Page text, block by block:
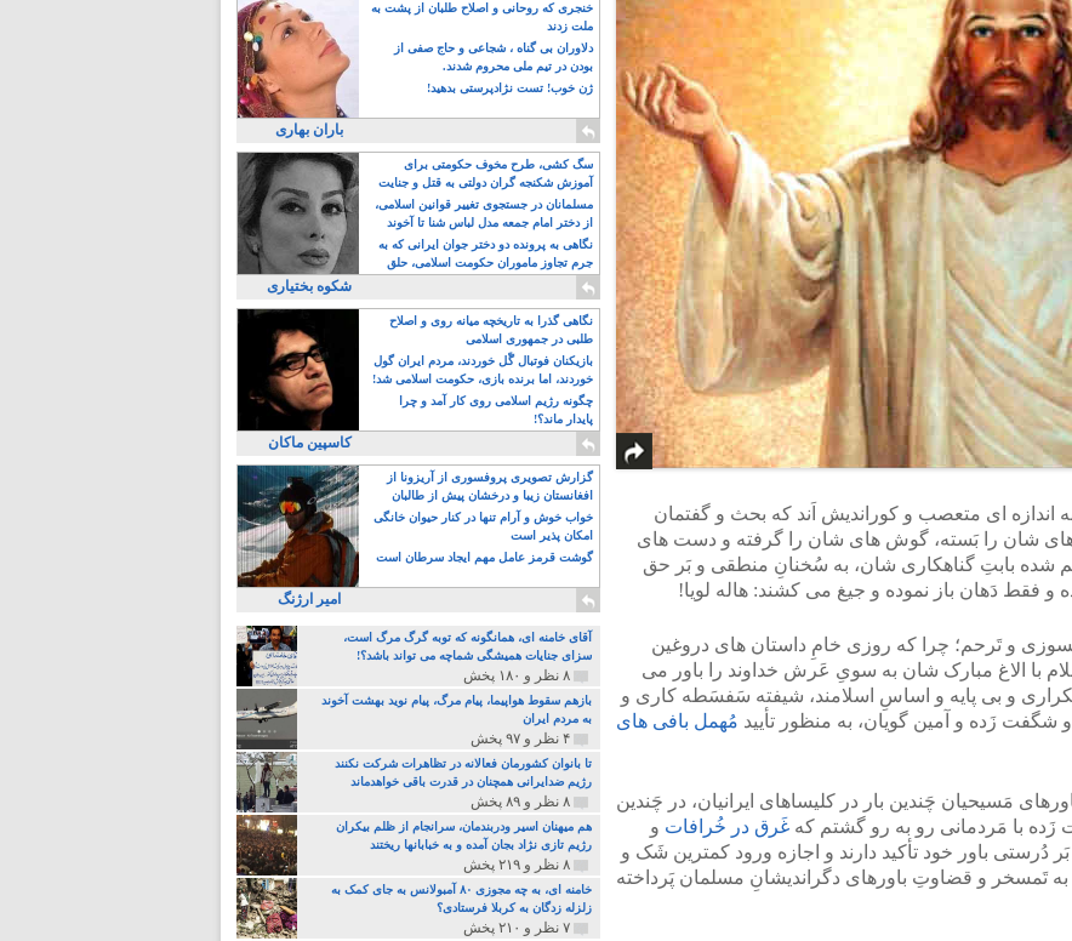
اندازه ای متعصب و کوراندیش اَند که بحث و گفتمان
های شان را بَسته، گوش های شان را گرفته و دست های
شده بابتِ گناهکاری شان، به سُخنانِ منطقی و بَر حق
فقط دَهان باز نموده و جیغ می کشند: هاله لویا!
و تَرحم؛ چرا که روزی خامِ داستان های دروغین
با الاغ مبارک شان به سویِ عَرش خداوند را باور می
و بی پایه و اساسِ اسلامند، شیفته سَفسَطه کاری و
زَده و آمین گویان، به منظور تأیید مُهمل بافی های
مَسیحیان چَندین بار در کلیساهای ایرانیان، در چَندین
با مَردمانی رو به رو گشتم که غَرق در خُرافات و
دُرستی باور خود تأکید دارند و اجازه ورود کمترین شَک و
به تَمسخر و قضاوتِ باورهای دگراندیشانِ مسلمان پَرداخته
خنجری که روحانی و اصلاح طلبان از پشت به
ملت زدند
دلاوران بی گناه ، شجاعی و حاج صفی از
بودن در تیم ملی محروم شدند.
ژن خوب! تست نژادپرستی بدهید!
باران بهاری
سگ کشی، طرح مخوف حکومتی برای
آموزش شکنجه گران دولتی به قتل و جنایت
بیشتر
مسلمانان در جستجوی تغییر قوانین اسلامی،
از دختر امام جمعه مدل لباس شنا تا آخوند
مسلمان همجنسگرا!
نگاهی به پرونده دو دختر جوان ایرانی که به
جرم تجاوز ماموران حکومت اسلامی، حلق
آویز شدند!
شکوه بختیاری
نگاهی گذرا به تاریخچه میانه روی و اصلاح
طلبی در جمهوری اسلامی
بازیکنان فوتبال گًل خوردند، مردم ایران گول
خوردند، اما برنده بازی، حکومت اسلامی شد!
چگونه رژیم اسلامی روی کار آمد و چرا
پایدار ماند؟!
کاسپین ماکان
گزارش تصویری پروفسوری از آریزونا از
افغانستان زیبا و درخشان پیش از طالبان
خواب خوش و آرام تنها در کنار حیوان خانگی
امکان پذیر است
گوشت قرمز عامل مهم ایجاد سرطان است
امیر ارژنگ
آقای خامنه ای، همانگونه که توبه گرگ مرگ است،
سزای جنایات همیشگی شماچه می تواند باشد؟!
۸ نظر و ۱۸۰ پخش
بازهم سقوط هواپیما، پیام مرگ، پیام نوید بهشت آخوند
به مردم ایران
۴ نظر و ۹۷ پخش
تا بانوان کشورمان فعالانه در تظاهرات شرکت نکنند
رژیم ضدایرانی همچنان در قدرت باقی خواهدماند
۸ نظر و ۸۹ پخش
هم میهنان اسیر ودربندمان، سرانجام از ظلم بیکران
رژیم تازی نژاد بجان آمده و به خبابانها ریختند
۸ نظر و ۲۱۹ پخش
خامنه ای، به چه مجوزی ۸۰ آمبولانس به جای کمک به
زلزله زدگان به کربلا فرستادی؟
۷ نظر و ۲۱۰ پخش